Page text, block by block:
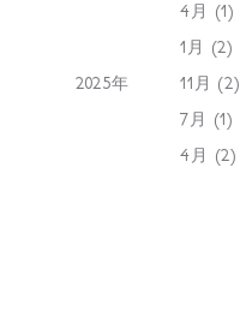
4月 (1)
1月 (2)
2025年
11月 (2)
7月 (1)
4月 (2)